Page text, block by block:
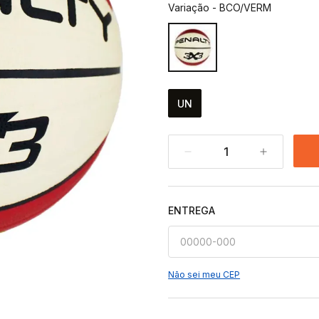
Variação -BCO/VERM
UN
1
ENTREGA
Não sei meu CEP